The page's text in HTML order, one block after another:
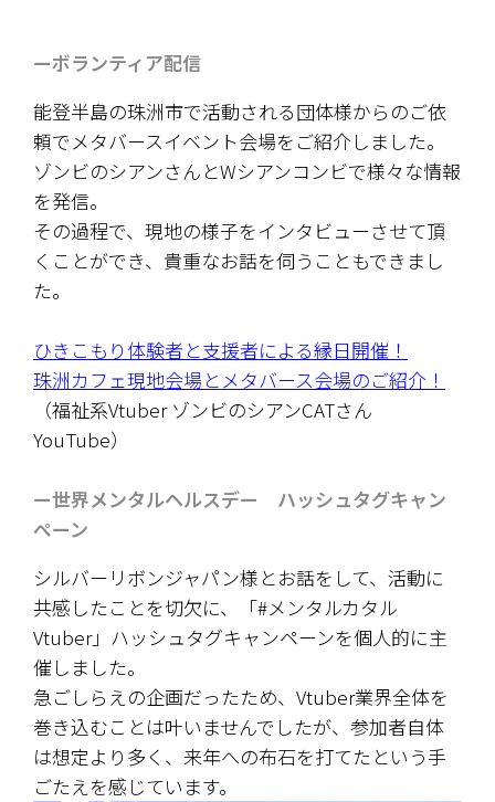
ーボランティア配信
能登半島の珠洲市で活動される団体様からのご依
頼でメタバースイベント会場をご紹介しました。
ゾンビのシアンさんとWシアンコンビで様々な情報
を発信。
その過程で、現地の様子をインタビューさせて頂
くことができ、貴重なお話を伺うこともできまし
た。
ひきこもり体験者と支援者による縁日開催！
珠洲カフェ現地会場とメタバース会場のご紹介！
（福祉系Vtuber ゾンビのシアンCATさん
YouTube）
ー世界メンタルヘルスデー　ハッシュタグキャン
ペーン
シルバーリボンジャパン様とお話をして、活動に
共感したことを切欠に、「#メンタルカタル
Vtuber」ハッシュタグキャンペーンを個人的に主
催しました。
急ごしらえの企画だったため、Vtuber業界全体を
巻き込むことは叶いませんでしたが、参加者自体
は想定より多く、来年への布石を打てたという手
ごたえを感じています。